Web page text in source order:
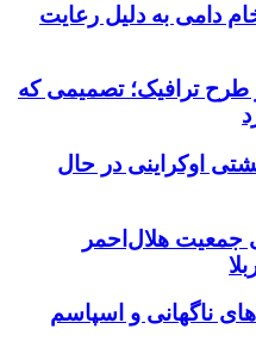
خام دامی به دلیل رعایت
ترافیک؛ تصمیمی که
به ۴ چهار کشتی اوکراینی در حال
جمعیت هلال‌احمر
ناگهانی و اسپاسم